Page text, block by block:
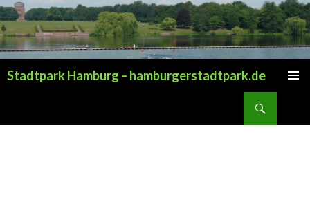
Stadtpark Hamburg – hamburgerstadtpark.de